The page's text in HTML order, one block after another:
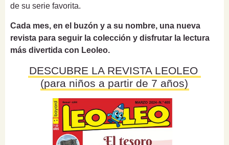
de su serie favorita.
Cada mes, en el buzón y a su nombre, una nueva
revista para seguir la colección y disfrutar la lectura
más divertida con Leoleo.
DESCUBRE LA REVISTA LEOLEO
(para niños a partir de 7 años)